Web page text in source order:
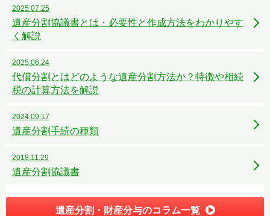
2025.07.25
遺産分割協議書とは・必要性と作成方法をわかりやす
く解説
2025.06.24
代償分割とはどのような遺産分割方法か？特徴や相続
税の計算方法を解説
2024.09.17
遺産分割手続の種類
2018.11.29
遺産分割協議書
遺産分割・財産分与のコラム一覧